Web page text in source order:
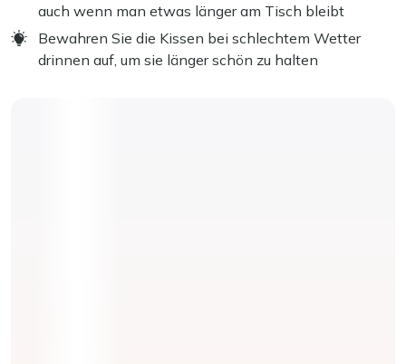
auch wenn man etwas länger am Tisch bleibt
Bewahren Sie die Kissen bei schlechtem Wetter
drinnen auf, um sie länger schön zu halten